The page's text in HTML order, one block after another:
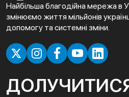
Найбільша благодійна мережа в
змінюємо життя мільйонів
допомогу та системні зміни.